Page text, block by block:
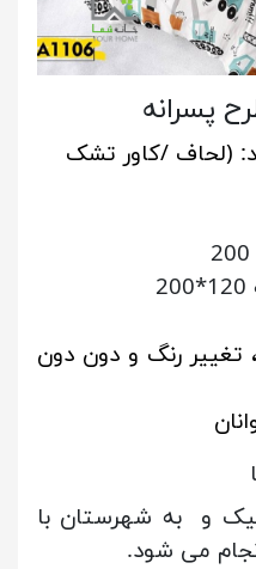
پسرانه
(لحاف /کاور تشک
تغییر رنگ و دون دون
و به شهرستان با
می شود.